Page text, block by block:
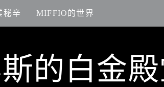
秘辛 MIFFIO的世界
的白金